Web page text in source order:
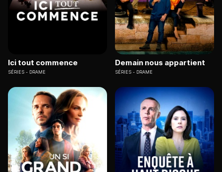
Ici tout commence
SÉRIES DRAME
Demain nous appartient
SÉRIES DRAME